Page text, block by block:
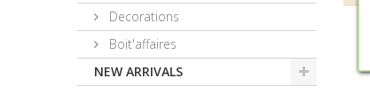
Decorations
Boit'affaires
NEW ARRIVALS